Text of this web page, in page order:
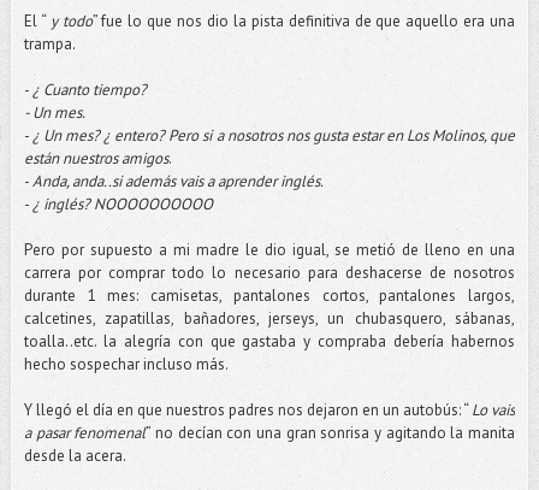
El “ y todo” fue lo que nos dio la pista definitiva de que aquello era una
trampa.
-¿ Cuanto tiempo?
- Un mes.
-¿ Un mes? ¿ entero? Pero si a nosotros nos gusta estar en Los Molinos, que
están nuestros amigos.
-Anda, anda..si además vais a aprender inglés.
-¿ inglés? NOOOOOOOOOO
Pero por supuesto a mi madre le dio igual, se metió de lleno en una
carrera por comprar todo lo necesario para deshacerse de nosotros
durante 1 mes: camisetas, pantalones cortos, pantalones largos,
calcetines, zapatillas, bañadores, jerseys, un chubasquero, sábanas,
toalla..etc. la alegría con que gastaba y compraba debería habernos
hecho sospechar incluso más.
Y llegó el día en que nuestros padres nos dejaron en un autobús: “Lo vais
a pasar fenomenal” no decían con una gran sonrisa y agitando la manita
desde la acera.